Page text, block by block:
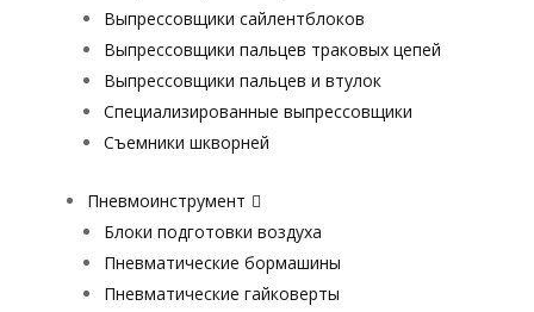
Выпрессовщики сайлентблоков
Выпрессовщики пальцев траковых цепей
Выпрессовщики пальцев и втулок
Специализированные выпрессовщики
Cъемники шкворней
Пневмоинструмент
Блоки подготовки воздуха
Пневматические бормашины
Пневматические гайковерты